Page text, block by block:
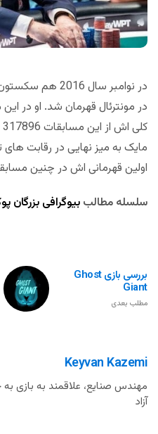
در نوامبر سال
مایک به میز نهایی در رقابت های
اولین قهرمانی اش در چنین
سلسله مطالب بیوگرافی بزرگان
بررسی بازی Ghost
Giant
مطلب بعدی
Keyvan Kazemi
مهندس صنایع، علاقمند به بازی
آزاد